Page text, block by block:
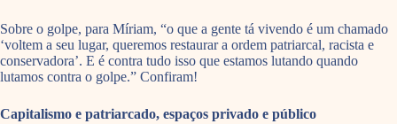
Sobre o golpe, para Míriam, “o que a gente tá vivendo é um chamado
‘voltem a seu lugar, queremos restaurar a ordem patriarcal, racista e
conservadora’. E é contra tudo isso que estamos lutando quando
lutamos contra o golpe.” Confiram!
Capitalismo e patriarcado, espaços privado e público